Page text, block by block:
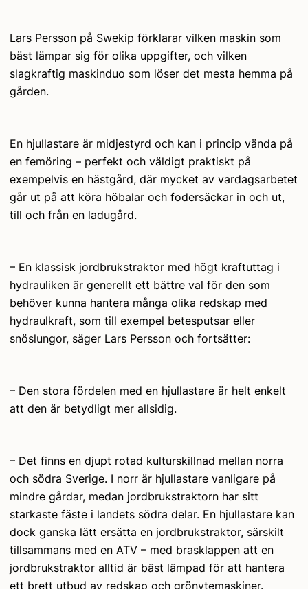
Lars Persson på Swekip förklarar vilken maskin som
bäst lämpar sig för olika uppgifter, och vilken
slagkraftig maskinduo som löser det mesta hemma på
gården.
En hjullastare är midjestyrd och kan i princip vända på
en femöring – perfekt och väldigt praktiskt på
exempelvis en hästgård, där mycket av vardagsarbetet
går ut på att köra höbalar och fodersäckar in och ut,
till och från en ladugård.
– En klassisk jordbrukstraktor med högt kraftuttag i
hydrauliken är generellt ett bättre val för den som
behöver kunna hantera många olika redskap med
hydraulkraft, som till exempel betesputsar eller
snöslungor, säger Lars Persson och fortsätter:
– Den stora fördelen med en hjullastare är helt enkelt
att den är betydligt mer allsidig.
– Det finns en djupt rotad kulturskillnad mellan norra
och södra Sverige. I norr är hjullastare vanligare på
mindre gårdar, medan jordbrukstraktorn har sitt
starkaste fäste i landets södra delar. En hjullastare kan
dock ganska lätt ersätta en jordbrukstraktor, särskilt
tillsammans med en ATV – med brasklappen att en
jordbrukstraktor alltid är bäst lämpad för att hantera
ett brett utbud av redskap och grönytemaskiner.